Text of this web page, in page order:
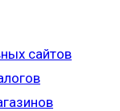
сайтов